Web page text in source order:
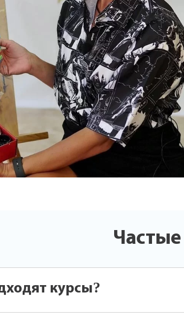
курсы?
сможете найти курсы для всех желающих!